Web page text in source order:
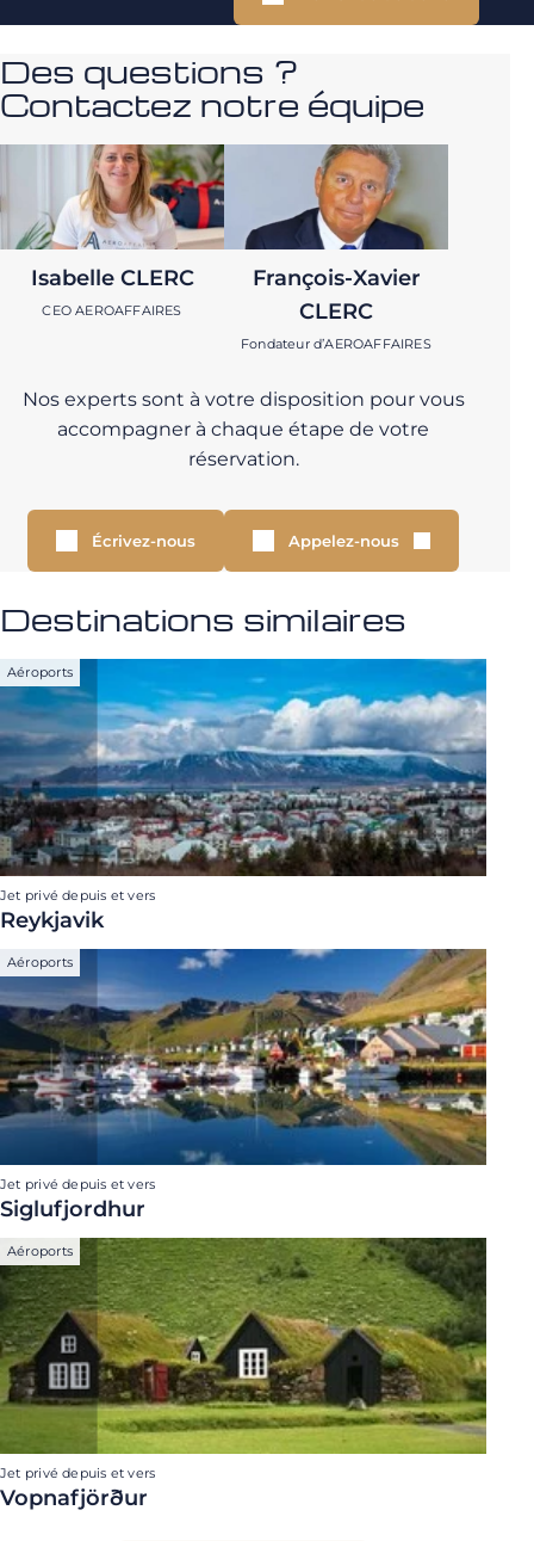
Des questions ?
Contactez notre équipe
Isabelle CLERC
CEO AEROAFFAIRES
François-Xavier
CLERC
Fondateur d’AEROAFFAIRES
Nos experts sont à votre disposition pour vous
accompagner à chaque étape de votre
réservation.
Écrivez-nous Appelez-nous
Destinations similaires
Aéroports
Jet privé depuis et vers
Reykjavik
Aéroports
Jet privé depuis et vers
Siglufjordhur
Aéroports
Jet privé depuis et vers
Vopnafjörður